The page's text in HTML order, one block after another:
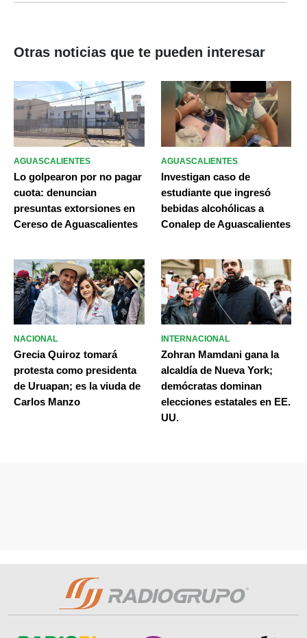
Otras noticias que te pueden interesar
AGUASCALIENTES
Lo golpearon por no pagar
cuota: denuncian
presuntas extorsiones en
Cereso de Aguascalientes
AGUASCALIENTES
Investigan caso de
estudiante que ingresó
bebidas alcohólicas a
Conalep de Aguascalientes
NACIONAL
Grecia Quiroz tomará
protesta como presidenta
de Uruapan; es la viuda de
Carlos Manzo
INTERNACIONAL
Zohran Mamdani gana la
alcaldía de Nueva York;
demócratas dominan
elecciones estatales en EE.
UU.